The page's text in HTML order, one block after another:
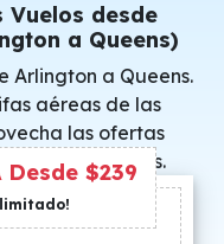
Vuelos desde
a Queens)
Arlington a Queens.
aéreas de las
las ofertas
especiales.
Desde $239